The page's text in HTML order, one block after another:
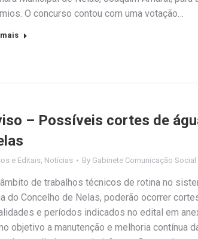
O concurso contou com uma votação…
– Possíveis cortes de
e Editais, Notícias By Gabinete Comunicação Social
âmbito de trabalhos técnicos de rotina no
do Concelho de Nelas, poderão ocorrer
e períodos indicados no edital em
objetivo a manutenção e melhoria contínua